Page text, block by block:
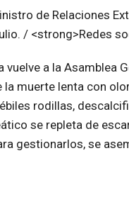
vuelve a la Asamblea
la muerte lenta con
rodillas,
se repleta de
gestionarlos, se